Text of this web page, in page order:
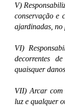
V)
conservação e
ajardinadas,
VI)
decorrentes
quaisquer
VII) Arcar com
luz e qualquer